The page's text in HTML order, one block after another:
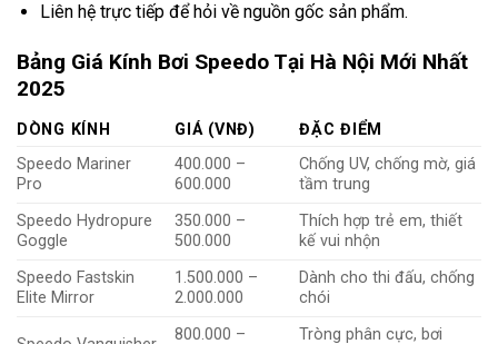
Liên hệ trực tiếp để hỏi về nguồn gốc sản phẩm.
Bảng Giá Kính Bơi Speedo Tại Hà Nội Mới Nhất
2025
DÒNG KÍNH GIÁ (VNĐ)
ĐẶC ĐIỂM
Speedo Mariner
Pro
400.000 –
600.000
Chống UV, chống mờ, giá
tầm trung
Speedo Hydropure
Goggle
350.000 –
500.000
Thích hợp trẻ em, thiết
kế vui nhộn
Speedo Fastskin
Elite Mirror
1.500.000 –
2.000.000
Dành cho thi đấu, chống
chói
800.000 –
Tròng phân cực, bơi